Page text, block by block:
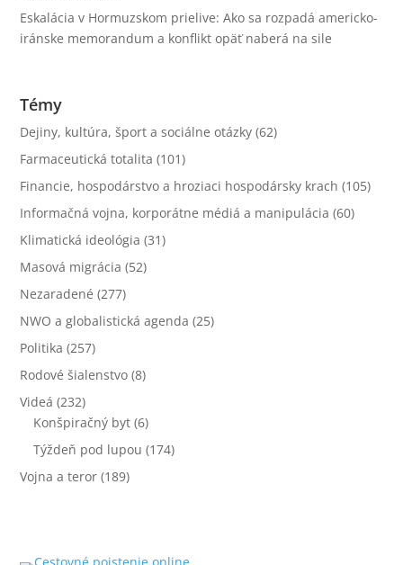
Eskalácia v Hormuzskom prielive: Ako sa rozpadá americko-
iránske memorandum a konflikt opäť naberá na sile
Témy
Dejiny, kultúra, šport a sociálne otázky (62)
Farmaceutická totalita (101)
Financie, hospodárstvo a hroziaci hospodársky krach (105)
Informačná vojna, korporátne médiá a manipulácia (60)
Klimatická ideológia (31)
Masová migrácia (52)
Nezaradené (277)
NWO a globalistická agenda (25)
Politika (257)
Rodové šialenstvo (8)
Videá (232)
Konšpiračný byt (6)
Týždeň pod lupou (174)
Vojna a teror (189)